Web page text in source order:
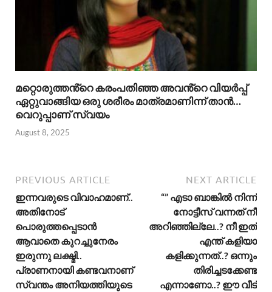
മറ്റൊരുത്തൻ്റെ കരംപതിഞ്ഞ അവൻ്റെ വിയർപ്പ്
ഏറ്റുവാങ്ങിയ ഒരു ശരീരം മാത്രമാണിന്ന് താൻ…
വെറുപ്പാണ് സ്വയം
August 8, 2025
PREVIOUS ARTICLE
ഇന്നവരുടെ വിവാഹമാണ്..
അതിനോട്
പൊരുത്തപ്പെടാൻ
ആവാതെ കുറച്ചുനേരം
ഇരുന്നു ലക്ഷ്മി..
പ്രാണനായി കണ്ടവനാണ്
സ്വന്തം അനിയത്തിയുടെ
NEXT ARTICLE
“” എടാ ബാങ്കിൽ നിന്ന്
നോട്ടീസ് വന്നത് നീ
അറിഞ്ഞില്ലേ..? നീ ഇത്
എന്ത് കളിയാ
കളിക്കുന്നത്..? ഒന്നും
തിരിച്ചടക്കേണ്ട
എന്നാണോ..? ഈ വീട്